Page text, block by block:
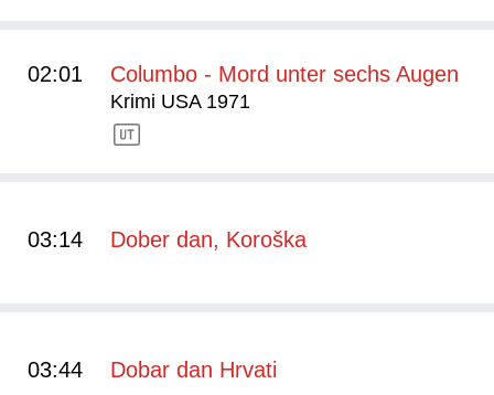
02:01 Columbo - Mord unter sechs Augen
Krimi USA 1971
03:14 Dober dan, Koroška
03:44 Dobar dan Hrvati